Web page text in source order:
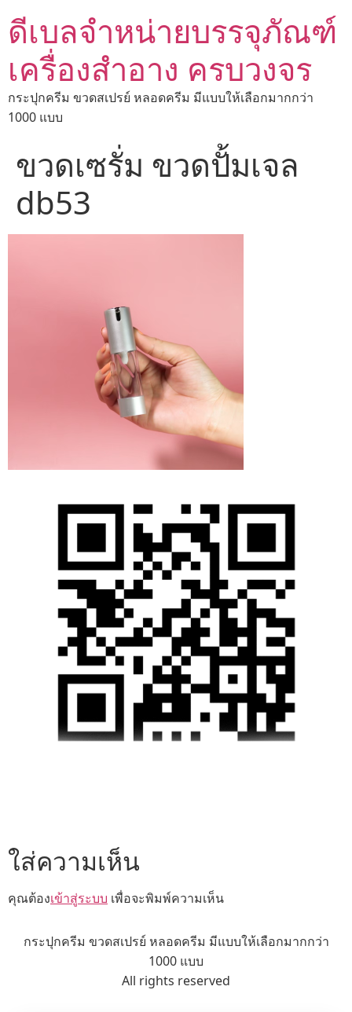
ดีเบลจำหน่ายบรรจุภัณฑ์
เครื่องสำอาง ครบวงจร
กระปุกครีม ขวดสเปรย์ หลอดครีม มีแบบให้เลือกมากกว่า
1000 แบบ
ขวดเซรั่ม ขวดปั้มเจล
db53
ใส่ความเห็น
คุณต้องเข้าสู่ระบบ เพื่อจะพิมพ์ความเห็น
กระปุกครีม ขวดสเปรย์ หลอดครีม มีแบบให้เลือกมากกว่า
1000 แบบ
All rights reserved